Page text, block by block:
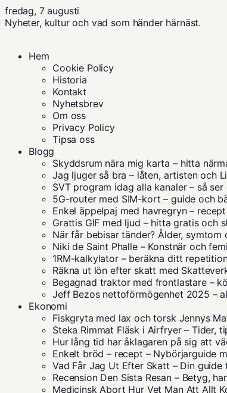
fredag, 7 augusti
Nyheter, kultur och vad som händer härnäst.
Hem
Cookie Policy
Historia
Kontakt
Nyhetsbrev
Om oss
Privacy Policy
Tipsa oss
Blogg
Skyddsrum nära mig karta – hitta
Jag ljuger så bra – låten, artisten och
SVT program idag alla kanaler – så
5G-router med SIM-kort – guide och
Enkel äppelpaj med havregryn –
Grattis GIF med ljud – hitta gratis och
När får bebisar tänder? Ålder, symtom
Niki de Saint Phalle – Konstnär och
1RM-kalkylator – beräkna ditt
Räkna ut lön efter skatt med
Begagnad traktor med frontlastare –
Jeff Bezos nettoförmögenhet 2025 –
Ekonomi
Fiskgryta med lax och torsk Jennys
Steka Rimmat Fläsk i Airfryer – Tider,
Hur lång tid har åklagaren på sig att
Enkelt bröd – recept – Nybörjarguide
Vad Får Jag Ut Efter Skatt – Din
Recension Den Sista Resan – Betyg,
Medicinsk Abort Hur Vet Man Att Allt